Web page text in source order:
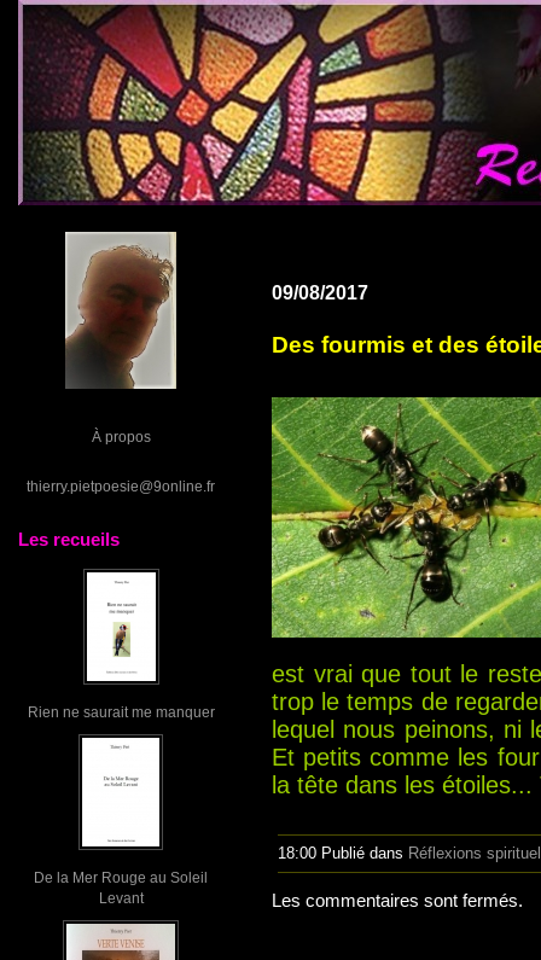
À propos
thierry.pietpoesie@9online.fr
Les recueils
Rien ne saurait me manquer
De la Mer Rouge au Soleil
Levant
09/08/2017
Des fourmis et des
est vrai que tout le
trop le temps de
lequel nous peinons, ni
Et petits comme les
la tête dans les étoiles...
18:00 Publié dans Réflexions
Les commentaires sont fermés.